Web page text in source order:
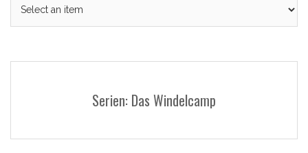
Serien: Das Windelcamp